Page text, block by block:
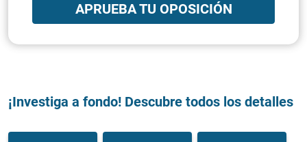
APRUEBA TU OPOSICIÓN
¡Investiga a fondo! Descubre todos los detalles